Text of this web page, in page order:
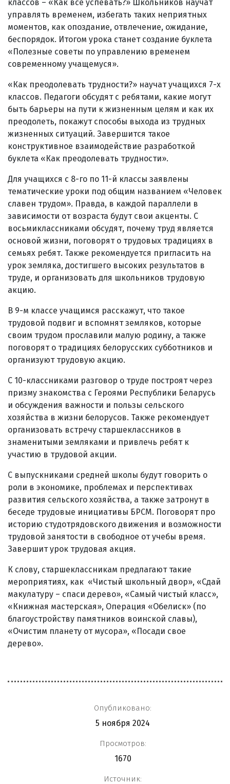
классов – «Как все успевать?» Школьников научат
управлять временем, избегать таких неприятных
моментов, как опоздание, отвлечение, ожидание,
беспорядок. Итогом урока станет создание буклета
«Полезные советы по управлению временем
современному учащемуся».
«Как преодолевать трудности?» научат учащихся 7-х
классов. Педагоги обсудят с ребятами, какие могут
быть барьеры на пути к жизненным целям и как их
преодолеть, покажут способы выхода из трудных
жизненных ситуаций. Завершится такое
конструктивное взаимодействие разработкой
буклета «Как преодолевать трудности».
Для учащихся с 8-го по 11-й классы заявлены
тематические уроки под общим названием «Человек
славен трудом». Правда, в каждой параллели в
зависимости от возраста будут свои акценты. С
восьмиклассниками обсудят, почему труд является
основой жизни, поговорят о трудовых традициях в
семьях ребят. Также рекомендуется пригласить на
урок земляка, достигшего высоких результатов в
труде, и организовать для школьников трудовую
акцию.
В 9-м классе учащимся расскажут, что такое
трудовой подвиг и вспомнят земляков, которые
своим трудом прославили малую родину, а также
поговорят о традициях белорусских субботников и
организуют трудовую акцию.
С 10-классниками разговор о труде построят через
призму знакомства с Героями Республики Беларусь
и обсуждения важности и пользы сельского
хозяйства в жизни белорусов. Также рекомендует
организовать встречу старшеклассников в
знаменитыми земляками и привлечь ребят к
участию в трудовой акции.
С выпускниками средней школы будут говорить о
роли в экономике, проблемах и перспективах
развития сельского хозяйства, а также затронут в
беседе трудовые инициативы БРСМ. Поговорят про
историю студотрядовского движения и возможности
трудовой занятости в свободное от учебы время.
Завершит урок трудовая акция.
К слову, старшеклассникам предлагают такие
мероприятиях, как «Чистый школьный двор», «Сдай
макулатуру – спаси дерево», «Самый чистый класс»,
«Книжная мастерская», Операция «Обелиск» (по
благоустройству памятников воинской славы),
«Очистим планету от мусора», «Посади свое
дерево».
Опубликовано:
5 ноября 2024
Просмотров:
1670
Источник: